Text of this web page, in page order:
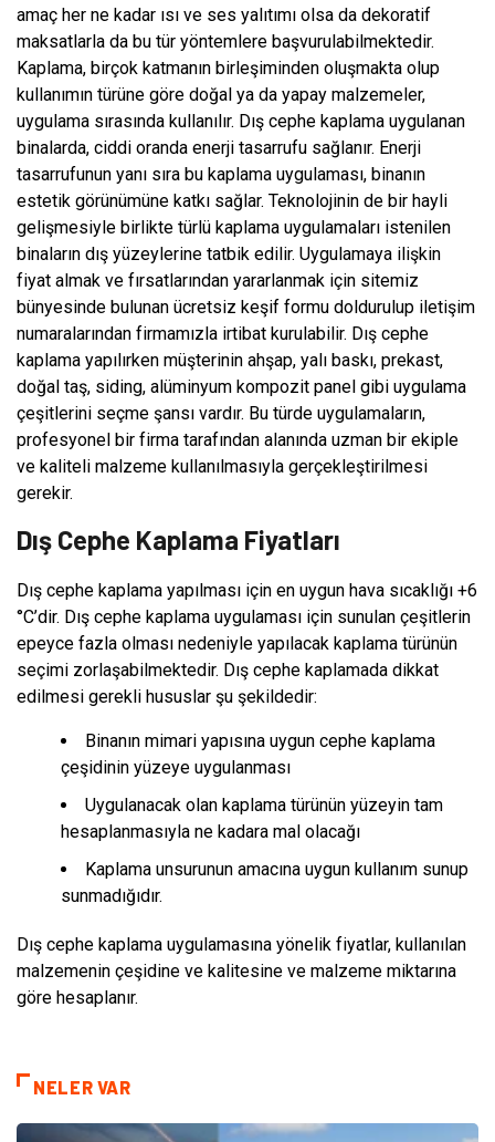
amaç her ne kadar ısı ve ses yalıtımı olsa da dekoratif
maksatlarla da bu tür yöntemlere başvurulabilmektedir.
Kaplama, birçok katmanın birleşiminden oluşmakta olup
kullanımın türüne göre doğal ya da yapay malzemeler,
uygulama sırasında kullanılır. Dış cephe kaplama uygulanan
binalarda, ciddi oranda enerji tasarrufu sağlanır. Enerji
tasarrufunun yanı sıra bu kaplama uygulaması, binanın
estetik görünümüne katkı sağlar. Teknolojinin de bir hayli
gelişmesiyle birlikte türlü kaplama uygulamaları istenilen
binaların dış yüzeylerine tatbik edilir. Uygulamaya ilişkin
fiyat almak ve fırsatlarından yararlanmak için sitemiz
bünyesinde bulunan ücretsiz keşif formu doldurulup iletişim
numaralarından firmamızla irtibat kurulabilir. Dış cephe
kaplama yapılırken müşterinin ahşap, yalı baskı, prekast,
doğal taş, siding, alüminyum kompozit panel gibi uygulama
çeşitlerini seçme şansı vardır. Bu türde uygulamaların,
profesyonel bir firma tarafından alanında uzman bir ekiple
ve kaliteli malzeme kullanılmasıyla gerçekleştirilmesi
gerekir.
Dış Cephe Kaplama Fiyatları
Dış cephe kaplama yapılması için en uygun hava sıcaklığı +6
°C’dir. Dış cephe kaplama uygulaması için sunulan çeşitlerin
epeyce fazla olması nedeniyle yapılacak kaplama türünün
seçimi zorlaşabilmektedir. Dış cephe kaplamada dikkat
edilmesi gerekli hususlar şu şekildedir:
Binanın mimari yapısına uygun cephe kaplama
çeşidinin yüzeye uygulanması
Uygulanacak olan kaplama türünün yüzeyin tam
hesaplanmasıyla ne kadara mal olacağı
Kaplama unsurunun amacına uygun kullanım sunup
sunmadığıdır.
Dış cephe kaplama uygulamasına yönelik fiyatlar, kullanılan
malzemenin çeşidine ve kalitesine ve malzeme miktarına
göre hesaplanır.
NELER VAR